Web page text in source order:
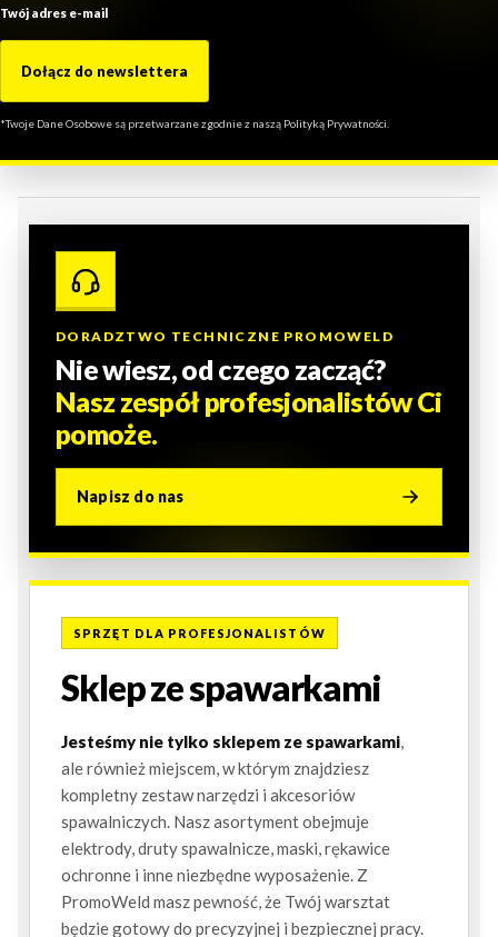
Twój adres e-mail
Dołącz do newslettera
*Twoje Dane Osobowe są przetwarzane zgodnie z naszą Polityką Prywatności.
DORADZTWO TECHNICZNE PROMOWELD
Nie wiesz, od czego zacząć?
Nasz zespół profesjonalistów Ci
pomoże.
Napisz do nas
SPRZĘT DLA PROFESJONALISTÓW
Sklep ze spawarkami
Jesteśmy nie tylko sklepem ze spawarkami
ale również miejscem, w którym znajdziesz
kompletny zestaw narzędzi i akcesoriów
spawalniczych. Nasz asortyment obejmuje
elektrody, druty spawalnicze, maski, rękawice
ochronne i inne niezbędne wyposażenie. Z
PromoWeld masz pewność, że Twój warsztat
będzie gotowy do precyzyjnej i bezpiecznej pracy.